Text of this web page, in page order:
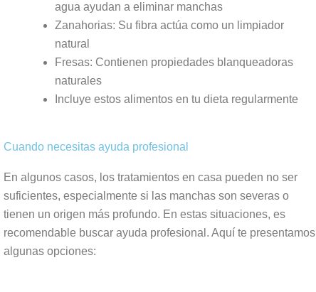
agua ayudan a eliminar manchas
Zanahorias: Su fibra actúa como un limpiador
natural
Fresas: Contienen propiedades blanqueadoras
naturales
Incluye estos alimentos en tu dieta regularmente
Cuando necesitas ayuda profesional
En algunos casos, los tratamientos en casa pueden no ser
suficientes, especialmente si las manchas son severas o
tienen un origen más profundo. En estas situaciones, es
recomendable buscar ayuda profesional. Aquí te presentamos
algunas opciones: